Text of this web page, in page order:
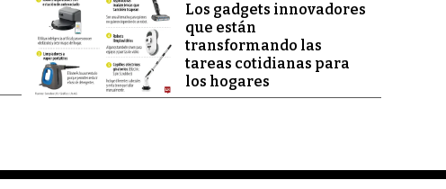
Los gadgets innovadores
que están
transformando las
tareas cotidianas para
los hogares